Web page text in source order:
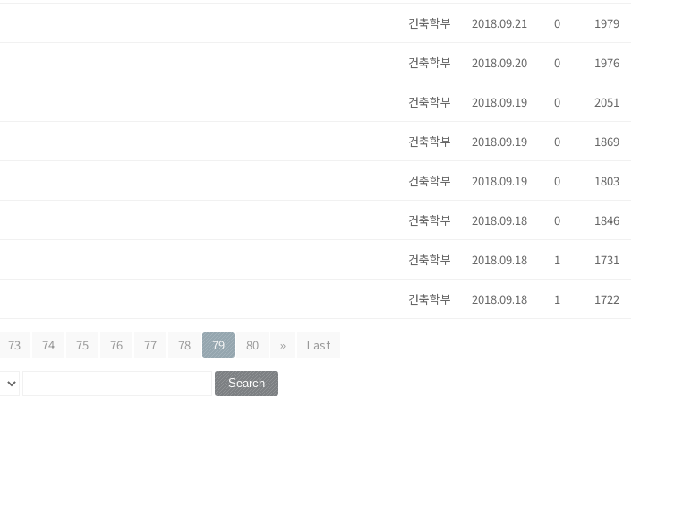
건축학부 2018.09.21 0 1979
건축학부 2018.09.20 0 1976
건축학부 2018.09.19 0 2051
건축학부 2018.09.19 0 1869
건축학부 2018.09.19 0 1803
건축학부 2018.09.18 0 1846
건축학부 2018.09.18 1 1731
건축학부 2018.09.18 1 1722
73 74 75 76 77 78 79 80 » Last
Search